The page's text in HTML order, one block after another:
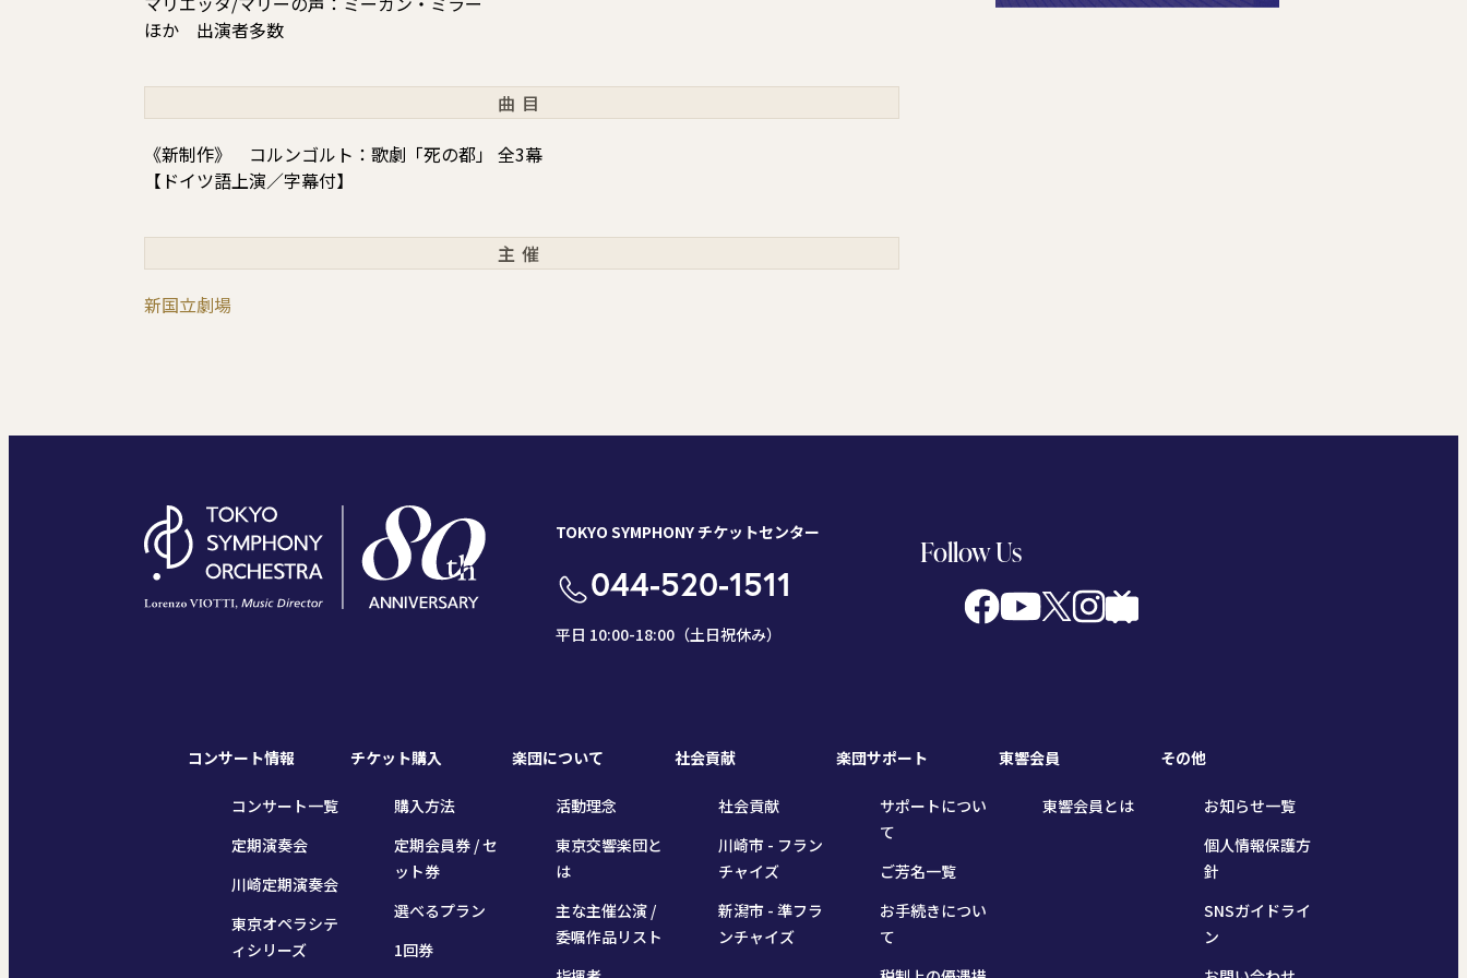
ほか 出演者多数
曲目
《新制作》 コルンゴルト：歌劇「死の都」 全3幕
【ドイツ語上演／字幕付】
主催
新国立劇場
TOKYO SYMPHONY チケットセンター
044-520-1511
平日 10:00-18:00（土日祝休み）
Follow Us
コンサート情報
コンサート一覧
定期演奏会
川崎定期演奏会
東京オペラシテ
ィシリーズ
チケット購入
購入方法
定期会員券 / セ
ット券
選べるプラン
1回券
楽団について
活動理念
東京交響楽団と
は
主な主催公演 /
委嘱作品リスト
社会貢献
社会貢献
川崎市 - フラン
チャイズ
新潟市 - 準フラ
ンチャイズ
楽団サポート
サポートについ
て
ご芳名一覧
お手続きについ
て
東響会員
東響会員とは
その他
お知らせ一覧
個人情報保護方
針
SNSガイドライ
ン